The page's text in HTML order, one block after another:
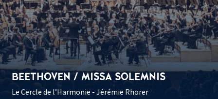
BEETHOVEN / MISSA SOLEMNIS
Le Cercle de l’Harmonie - Jérémie Rhorer